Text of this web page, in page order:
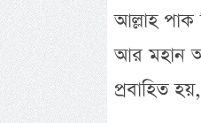
আল্লাহ পাক
আর মহান
প্রবাহিত